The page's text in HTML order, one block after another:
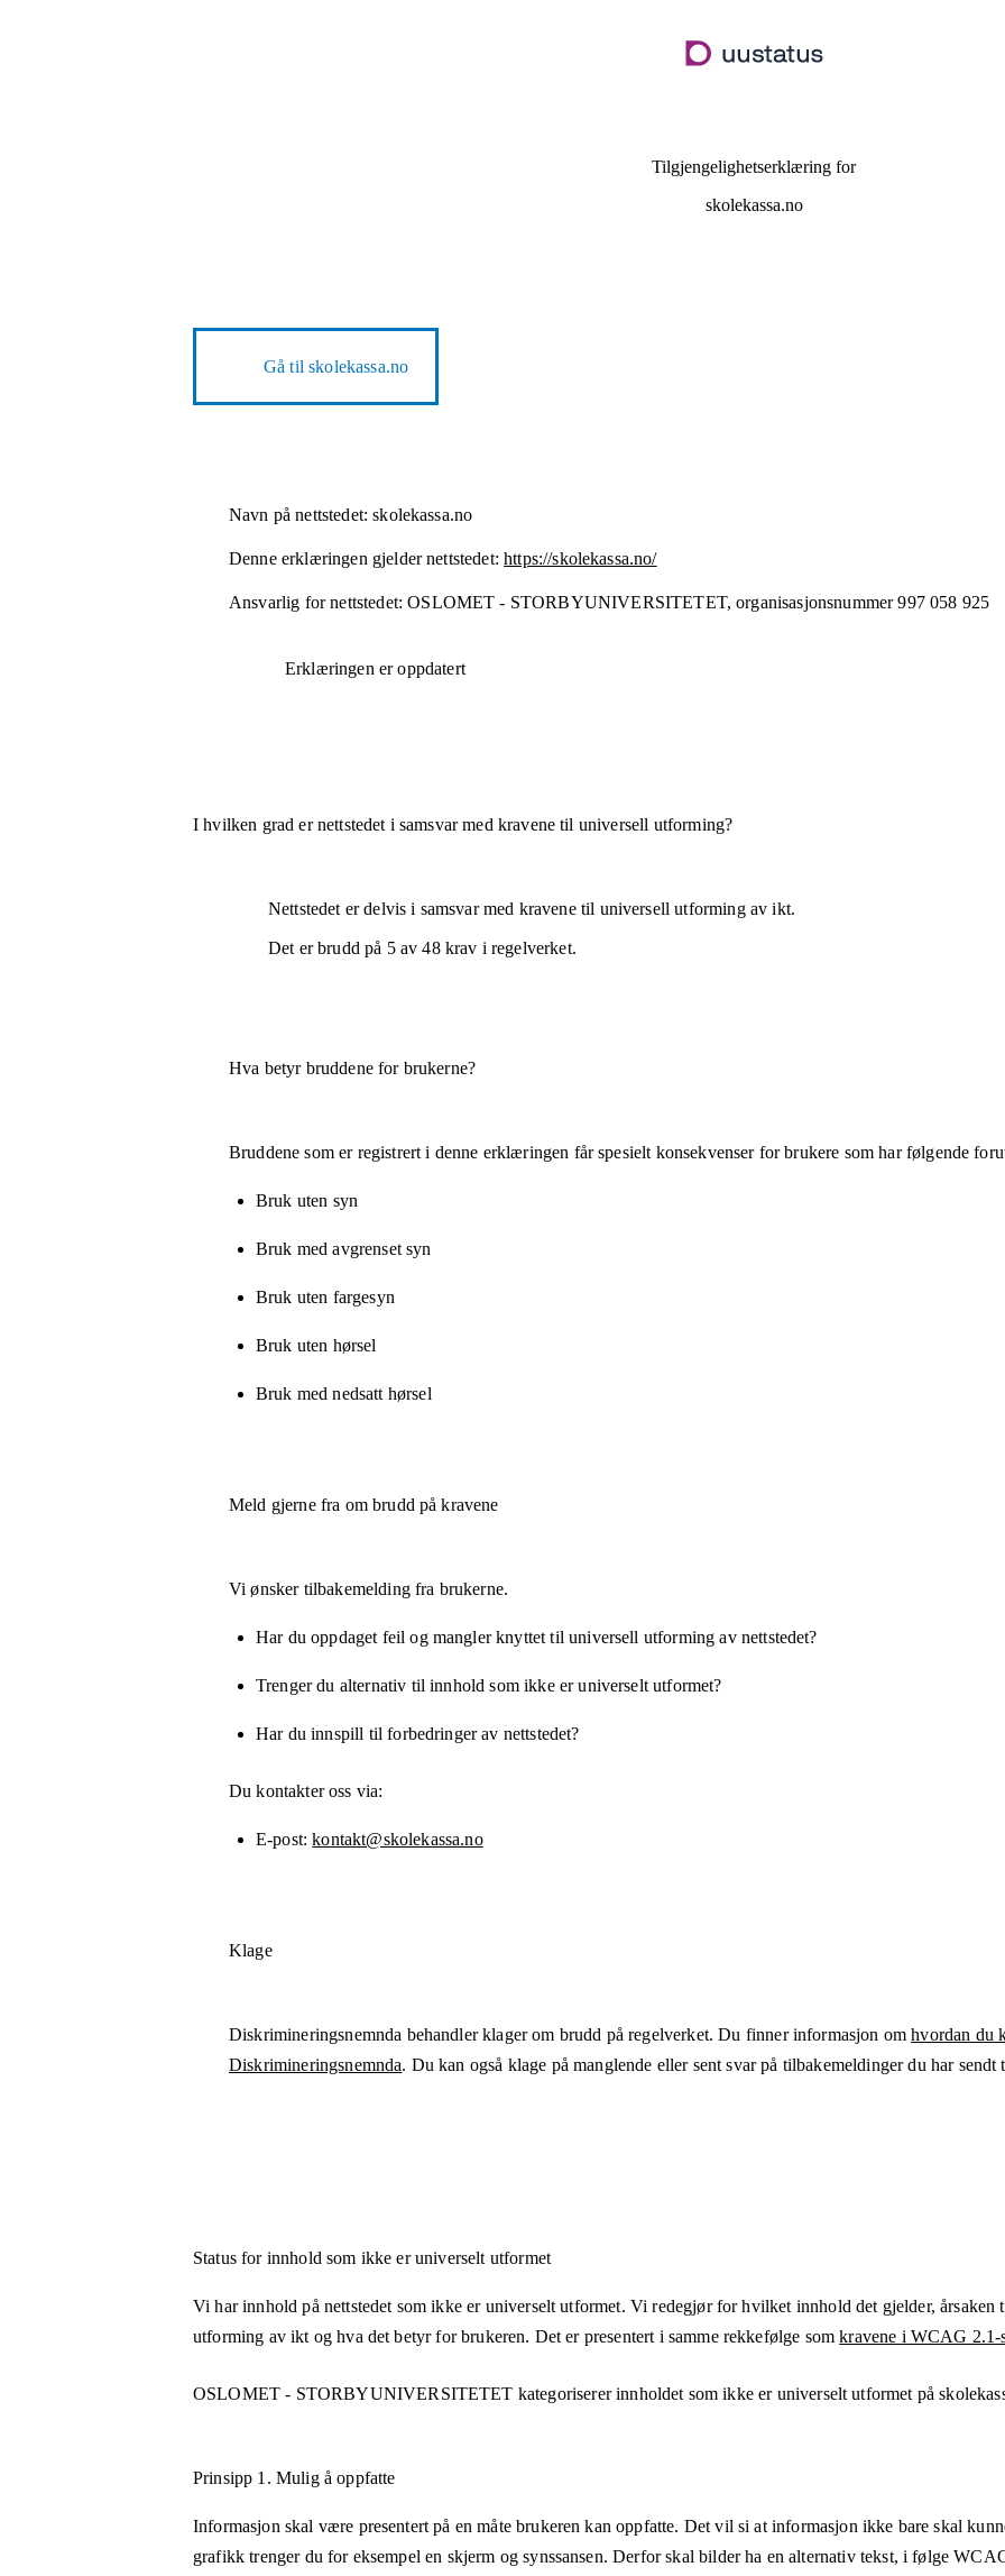
hovedinnhold
Tilgjengelighetserklæring for
skolekassa.no
Gå tilskolekassa.no
Navn på nettstedet: skolekassa.no
Denne erklæringen gjelder nettstedet: https://skolekassa.no/
Ansvarlig for nettstedet: OSLOMET - STORBYUNIVERSITETET,organisasjonsnummer 997 058 925
Erklæringen er oppdatert
I hvilken grad er nettstedet i samsvar med kravene til universell utforming?
Nettstedet erdelvis i samsvarmed kravene til universell utforming av ikt.
Det er brudd på 5av48krav i regelverket.
Hva betyr bruddene for brukerne?
Bruddene som er registrert i denne erklæringen får spesielt konsekvenser for brukere som har følgende
Bruk uten syn
Bruk med avgrenset syn
Bruk uten fargesyn
Bruk uten hørsel
Bruk med nedsatt hørsel
Meld gjerne fra om brudd på kravene
Vi ønsker tilbakemelding fra brukerne.
Har du oppdaget feil og mangler knyttet til universell utforming av nettstedet?
Trenger du alternativ til innhold som ikke er universelt utformet?
Har du innspill til forbedringer av nettstedet?
Du kontakter oss via:
E-post kontakt@skolekassa.no
Klage
Diskrimineringsnemnda behandler klager om brudd på regelverket. Du finner informasjon omhvordan du
Diskrimineringsnemnda. Du kan også klage på manglende eller sent svar på tilbakemeldinger du har sendt
Status for innhold som ikke er universelt utformet
Vi har innhold på nettstedet som ikke er universelt utformet. Vi redegjør for hvilket innhold det gjelder,
utforming av ikt og hva det betyr for brukeren. Det er presentert i samme rekkefølge somkravene i WCAG 2.1-
OSLOMET - STORBYUNIVERSITETET kategoriserer innholdet som ikke er universelt utformet på
Prinsipp 1. Mulig å oppfatte
Informasjon skal være presentert på en måte brukeren kan oppfatte. Det vil si at informasjon ikke bare skal
grafikk trenger du for eksempel en skjerm og synssansen. Derfor skal bilder ha en alternativ tekst, i følge